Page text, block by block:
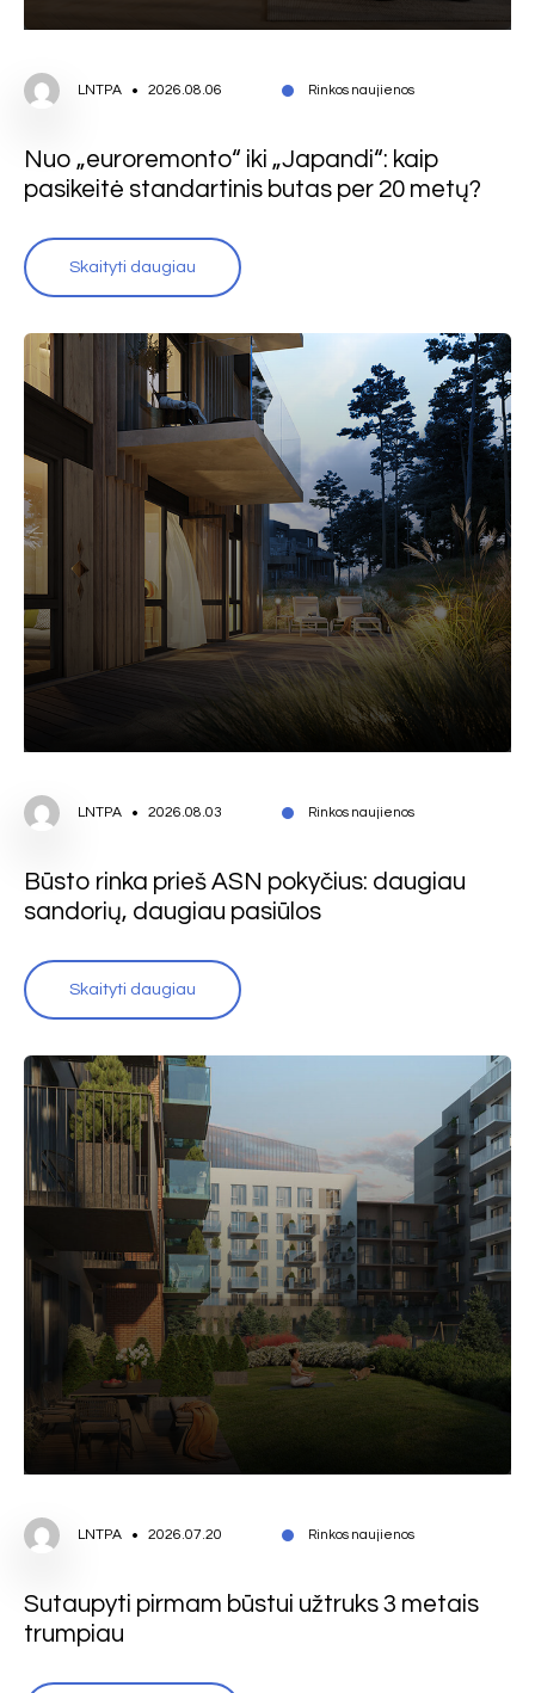
LNTPA 2026.08.06 Rinkos naujienos
Nuo „euroremonto“ iki „Japandi“: kaip
pasikeitė standartinis butas per 20 metų?
Skaityti daugiau
LNTPA 2026.08.03 Rinkos naujienos
Būsto rinka prieš ASN pokyčius: daugiau
sandorių, daugiau pasiūlos
Skaityti daugiau
LNTPA 2026.07.20 Rinkos naujienos
Sutaupyti pirmam būstui užtruks 3 metais
trumpiau